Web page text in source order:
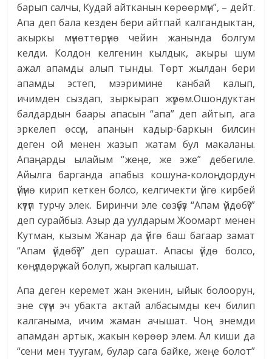
барып салчы, Кудай айтканын көрөөрмүн”, – дейт.
Апа деп бала кезден бери айтпай калгандыктан,
акыркы мүнөттөрүнө чейин жанында болгум
келди. Колдон келгенин кылдык, акыры шум
ажал апамды алып тынды. Төрт жылдан бери
апамды эстеп, мээримине канбай калып,
ичимден сыздап, зыркырап жүрөм.Ошондуктан
балдардын баары апасын “апа” деп айтып, ага
эркелеп өссүн, апанын кадыр-баркын билсин
деген ой менен жазып жатам бул макаланы.
Апаңарды ылайым “жеңе, же эже” дебегиле.
Айылга барганда апабыз кошуна-колоңдордун
үйүнө кирип кеткен болсо, келгичекти үйгө кирбей
күтүп турчу элек. Биринчи эле сөзүбүз “Апам үйдөбү?”
деп сурайбыз. Азыр да уулдарым Жоомарт менен
Кутман, кызым Жанар да үйгө баш багаар замат
“Апам үйдөбү?” деп сурашат. Апасы үйдө болсо,
көңүлдөрү жай болуп, жыргап калышат.
Апа деген керемет жан экенин, ыйык болоорун,
эне сүтүн эч убакта актай албасымды кеч билип
калганыма, ичим жаман ачышат. Чоң энемди
апамдан артык, жакын көрөөр элем. Ал киши да
“сени мен туугам, булар сага байке, жеңе болот”